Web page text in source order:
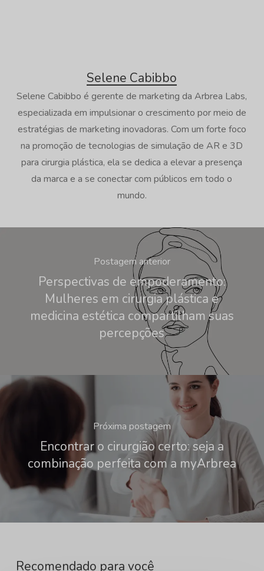
Selene Cabibbo
Selene Cabibbo é gerente de marketing da Arbrea Labs,
especializada em impulsionar o crescimento por meio de
estratégias de marketing inovadoras. Com um forte foco
na promoção de tecnologias de simulação de AR e 3D
para cirurgia plástica, ela se dedica a elevar a presença
da marca e a se conectar com públicos em todo o
mundo.
Postagem anterior
Perspectivas de empoderamento:
Mulheres em cirurgia plástica e
medicina estética compartilham suas
percepções
Próxima postagem
Encontrar o cirurgião certo: seja a
combinação perfeita com a myArbrea
Recomendado para você